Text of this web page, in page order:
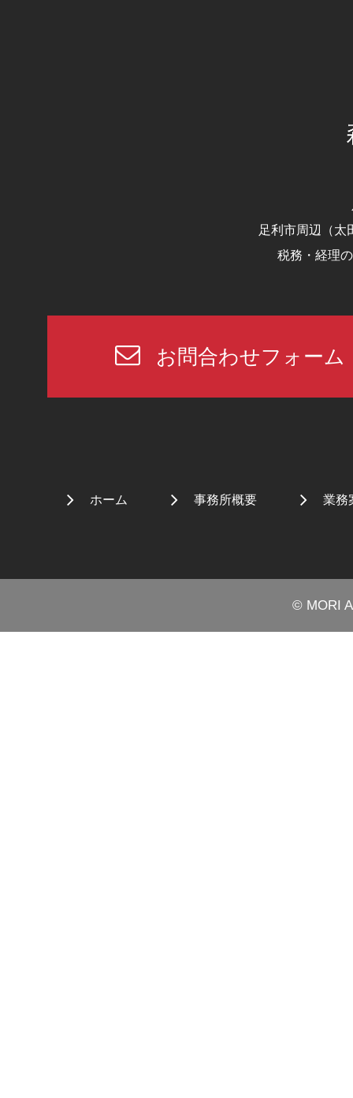
足利市周辺（太
税務・経理
お問合わせフォーム
ホーム 事務所概要 業務
© MORI